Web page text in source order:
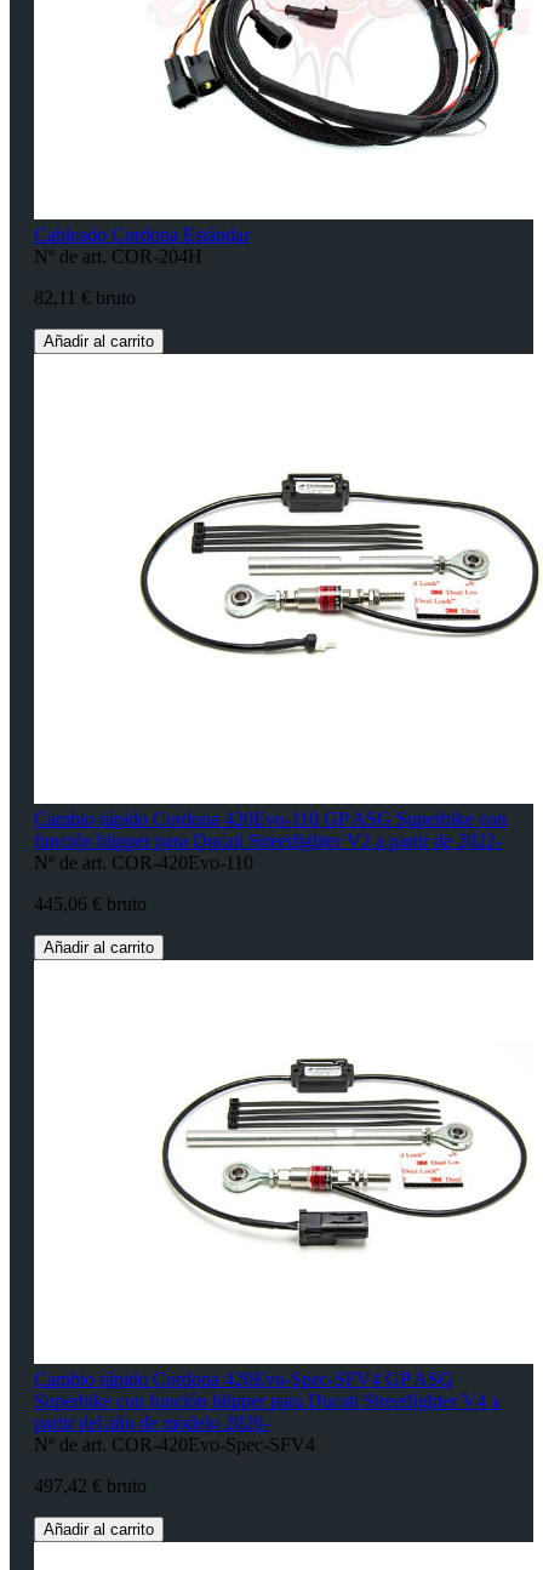
Cableado Cordona Estándar
Nº de art. COR-204H
82,11 € bruto
Añadir al carrito
Cambio rápido Cordona 420Evo-110 GP ASG Superbike con
función blipper para Ducati Streetfighter V2 a partir de 2022-
Nº de art. COR-420Evo-110
445,06 € bruto
Añadir al carrito
Cambio rápido Cordona 420Evo-Spec-SFV4 GP ASG
Superbike con función blipper para Ducati Streetfighter V4 a
partir del año de modelo 2020-
Nº de art. COR-420Evo-Spec-SFV4
497,42 € bruto
Añadir al carrito